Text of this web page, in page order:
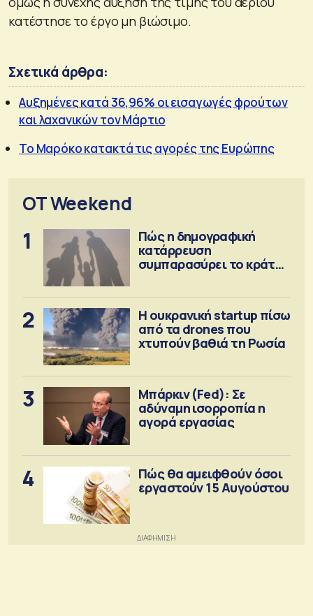
κατέστησε το έργο μη βιώσιμο.
Σχετικά άρθρα:
Αυξημένες κατά 36,96% οι εισαγωγές φρούτων
και λαχανικών τον Μάρτιο
Το Μαρόκο κατακτά τις αγορές της Ευρώπης
OT Weekend
1
Πώς η δημογραφική
κατάρρευση
συμπαρασύρει το κράτος
2
Η ουκρανική startup πίσω
από τα drones που
χτυπούν βαθιά τη Ρωσία
3
Μπάρκιν (Fed): Σε
αδύναμη ισορροπία η
αγορά εργασίας
4
Πώς θα αμειφθούν όσοι
εργαστούν 15 Αυγούστου